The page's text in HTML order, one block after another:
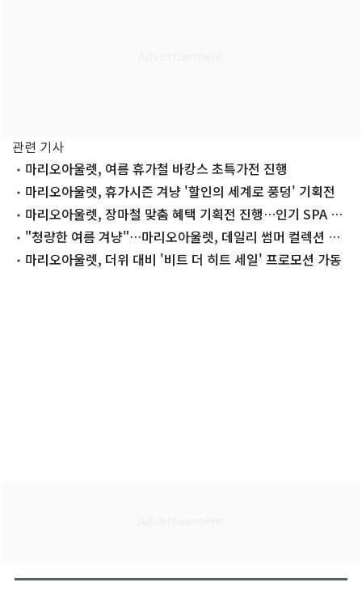
관련 기사
마리오아울렛, 여름 휴가철 바캉스 초특가전 진행
마리오아울렛, 휴가시즌 겨냥 '할인의 세계로 풍덩' 기획전
마리오아울렛, 장마철 맞춤 혜택 기획전 진행…인기 SPA 여
름 대축제
"청량한 여름 겨냥"…마리오아울렛, 데일리 썸머 컬렉션 개
최 마리오아울렛, 더위 대비 '비트 더 히트 세일' 프로모션 가동